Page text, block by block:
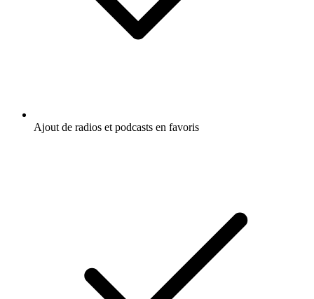
Ajout de radios et podcasts en favoris